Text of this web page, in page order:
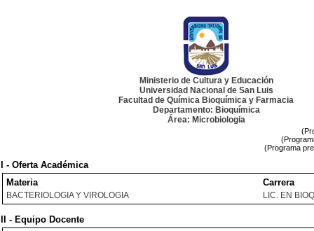
Ministerio de Cultura y Educación
Universidad Nacional de San Luis
Facultad de Química Bioquímica y Farmacia
Departamento: Bioquímica
Área: Microbiologia
(Programa
I - Oferta Académica
Materia
Carrera
BACTERIOLOGIA Y VIROLOGIA LIC. EN
II - Equipo Docente